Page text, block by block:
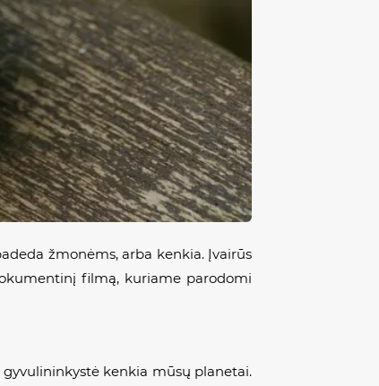
žmonėms, arba kenkia. Įvairūs
filmą, kuriame parodomi
kenkia mūsų planetai.